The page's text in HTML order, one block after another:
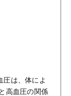
圧は、体によ
高血圧の関係